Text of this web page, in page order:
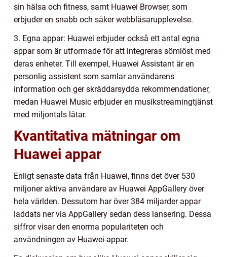
sin hälsa och fitness, samt Huawei Browser, som
erbjuder en snabb och säker webbläsarupplevelse.
3. Egna appar: Huawei erbjuder också ett antal egna
appar som är utformade för att integreras sömlöst med
deras enheter. Till exempel, Huawei Assistant är en
personlig assistent som samlar användarens
information och ger skräddarsydda rekommendationer,
medan Huawei Music erbjuder en musikstreamingtjänst
med miljontals låtar.
Kvantitativa mätningar om
Huawei appar
Enligt senaste data från Huawei, finns det över 530
miljoner aktiva användare av Huawei AppGallery över
hela världen. Dessutom har över 384 miljarder appar
laddats ner via AppGallery sedan dess lansering. Dessa
siffror visar den enorma populariteten och
användningen av Huawei-appar.